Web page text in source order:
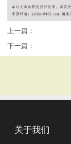
上一篇：
下一篇：
关于我们